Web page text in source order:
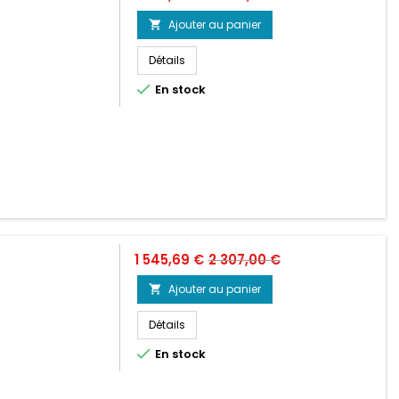
de
base
 Ajouter au panier
Détails
 En stock
Prix
1 545,69 € Prix
de
base
2 307,00 €
 Ajouter au panier
Détails
 En stock